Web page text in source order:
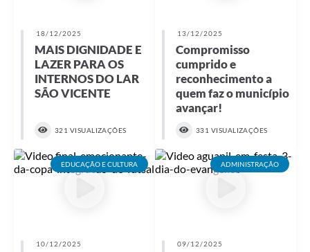
18/12/2025
MAIS DIGNIDADE E
LAZER PARA OS
INTERNOS DO LAR
SÃO VICENTE
321 VISUALIZAÇÕES
13/12/2025
Compromisso
cumprido e
reconhecimento a
quem faz o município
avançar!
331 VISUALIZAÇÕES
EDUCAÇÃO E CULTURA
10/12/2025
ADMINISTRAÇÃO
09/12/2025